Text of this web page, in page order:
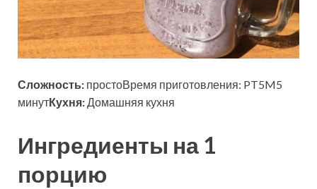
Сложность: простоВремя приготовления: PT5M5
минутКухня: Домашняя кухня
Ингредиенты на 1
порцию